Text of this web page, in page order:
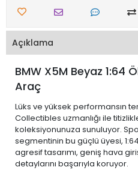
Açıklama
BMW X5M Beyaz 1:64
Araç
Lüks ve yüksek performansın
Collectibles uzmanlığı ile
koleksiyonunuza sunuluyor.
segmentinin bu güçlü üyesi,
agresif tasarımı, geniş hava
detaylarını başarıyla koruyor.